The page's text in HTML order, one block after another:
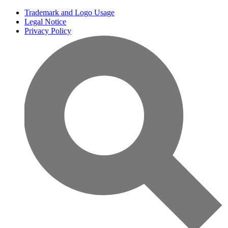
Trademark and Logo Usage
Legal Notice
Privacy Policy